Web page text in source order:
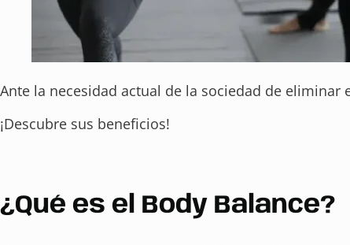
Ante la necesidad actual de la sociedad de eliminar
¡Descubre sus beneficios!
¿Qué es el Body Balance?